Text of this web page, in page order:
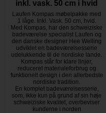
inkl. vask. 50 cm i hvid
Laufen Kompas møbelpakke med
1 låge. Inkl. Vask. 50 cm, hvid.
Med Kompas, har den schweiziske
badeværelse specialist Laufen og
den danske designer Hee Welling
udviklet en badeværelsesserie
udelukkende til de nordiske lande.
Kompas står for klare linjer,
reduceret materialeforbrug og
funktionelt design i den allerbedste
nordiske tradition.
En komplet badeværelsesserie,
som, ikke kun på grund af sin høje
schweiziske kvalitet, overbeviser
kunderne i norden